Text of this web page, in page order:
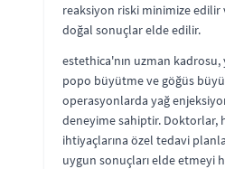
reaksiyon riski minimize
doğal sonuçlar elde edilir.
estethica'nın uzman
popo büyütme ve göğüs
operasyonlarda yağ
deneyime sahiptir. Doktorlar,
ihtiyaçlarına özel tedavi
uygun sonuçları elde etmeyi